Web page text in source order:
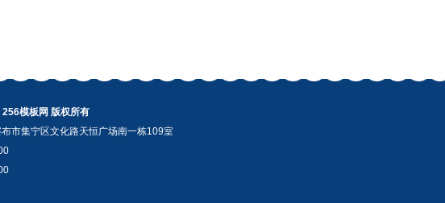
模板网 版权所有
市集宁区文化路天恒广场南一栋109室